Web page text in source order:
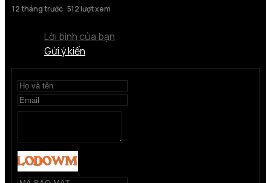
12 tháng trước 512 lượt xem
Lời bình của bạn
Gửi ý kiến